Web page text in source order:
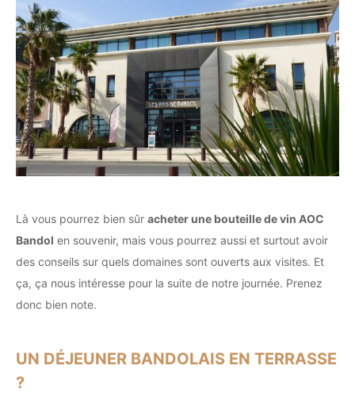
Là vous pourrez bien sûr acheter une bouteille de vin AOC
Bandol en souvenir, mais vous pourrez aussi et surtout avoir
des conseils sur quels domaines sont ouverts aux visites. Et
ça, ça nous intéresse pour la suite de notre journée. Prenez
donc bien note.
UN DÉJEUNER BANDOLAIS EN TERRASSE
?